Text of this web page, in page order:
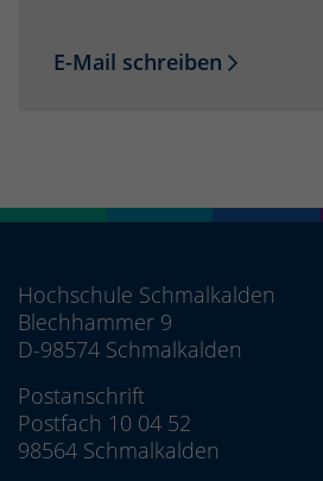
E-Mail schreiben
Hochschule Schmalkalden
Blechhammer 9
D-98574 Schmalkalden
Postanschrift
Postfach 10 04 52
98564 Schmalkalden